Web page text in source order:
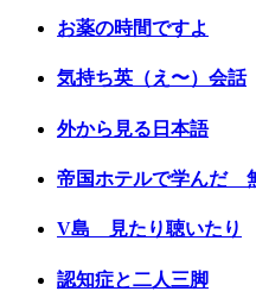
お薬の時間ですよ
気持ち英（え〜）会話
外から見る日本語
帝国ホテルで学んだ
V島 見たり聴いたり
認知症と二人三脚